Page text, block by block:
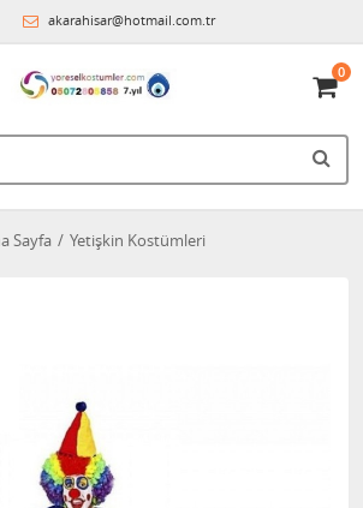
akarahisar@hotmail.com.tr
0
Sayfa Yetişkin Kostümleri